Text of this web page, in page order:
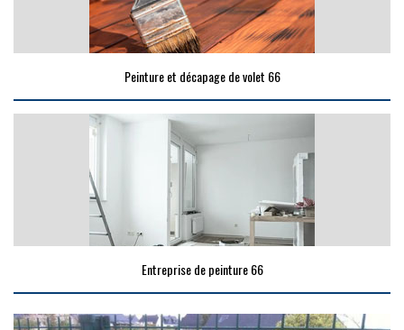
Peinture et décapage de volet 66
Entreprise de peinture 66